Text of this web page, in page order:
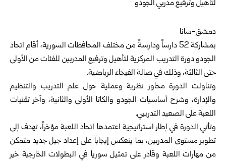
دمشق-سانا
بمشاركة 52 دارساً ودارسةً من مختلف المحافظات السورية، أقام اتحاد
الجودو دورة التدريب المركزية لتأهيل وترفيع المدربين للفئات من الأولى
حتى الثالثة، وذلك في صالة الفيحاء الرياضية.
وتناولت الدورة محاور نظرية وعملية حول علم التدريب والتنظيم
والإدارة، وشرح أساسيات الجودو والكاتا الأولى والثانية، وآخر تقنيات
اللعبة على الصعيد التدريبي.
وتأتي الدورة في إطار استراتيجية اعتمدها اتحاد اللعبة مؤخراً، تهدف إلى
تطوير مستوى المدربين، بما ينعكس إيجاباً على إعداد جيل جديد متمكن
من مهارات اللعبة وقادر على تمثيل سوريا في البطولات الخارجية خير